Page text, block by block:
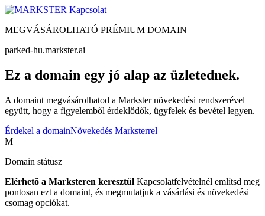
Kapcsolat
MEGVÁSÁROLHATÓ PRÉMIUM DOMAIN
parked-hu.markster.ai
Ez a domain egy jó alap az üzletednek.
A domaint megvásárolhatod a Markster növekedési rendszerével
együtt, hogy a figyelemből érdeklődők, ügyfelek és bevétel legyen.
Érdekel a domainNövekedés Marksterrel
M
Domain státusz
Elérhető a Marksteren keresztül Kapcsolatfelvételnél említsd meg
pontosan ezt a domaint, és megmutatjuk a vásárlási és növekedési
csomag opciókat.